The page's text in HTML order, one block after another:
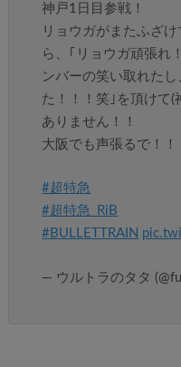
神戸1日目参戦！
リョウガがまたふざ
ら、｢リョウガ頑張れ
ンバーの笑い取れた
た！！！笑｣を頂けて(
ありません！！
大阪でも声張るで！！
#超特急
#超特急_RiB
#BULLETTRAIN
— ウルトラのタタ